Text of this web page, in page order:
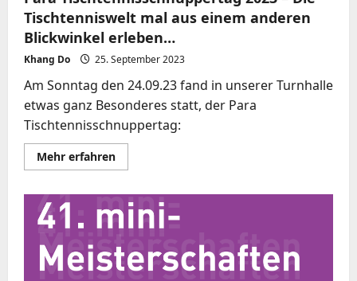
Tischtenniswelt mal aus einem anderen
Blickwinkel erleben…
Khang Do 25. September 2023
Am Sonntag den 24.09.23 fand in unserer Turnhalle
etwas ganz Besonderes statt, der Para
Tischtennisschnuppertag:
Mehr erfahrenMehr
Informationen
Tischtennisschnuppertag
2023
Tischtenniswelt
mal
aus